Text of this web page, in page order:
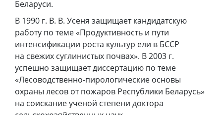
Беларуси.
В 1990 г. В. В. Усеня защищает кандидатскую
работу по теме «Продуктивность и пути
интенсификации роста культур ели в БССР
на свежих суглинистых почвах». В 2003 г.
успешно защищает диссертацию по теме
«Лесоводственно-пирологические основы
охраны лесов от пожаров Республики Беларусь»
на соискание ученой степени доктора